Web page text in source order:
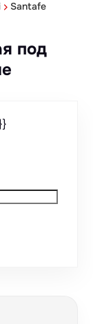
Santafe
под